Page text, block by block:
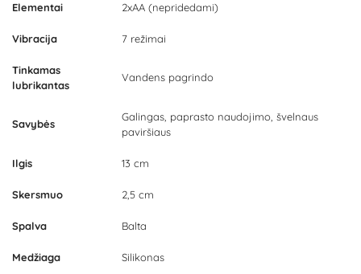
Elementai 2xAA (nepridedami)
Vibracija 7 režimai
Tinkamas
lubrikantas
Vandens pagrindo
Savybės
Galingas, paprasto naudojimo, švelnaus
paviršiaus
Ilgis 13 cm
Skersmuo 2,5 cm
Spalva Balta
Medžiaga Silikonas